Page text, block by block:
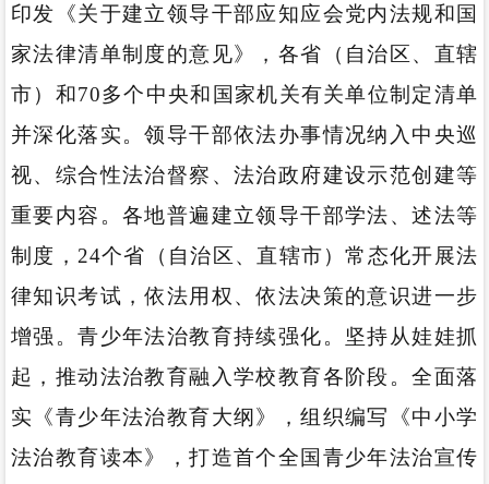
印发《关于建立领导干部应知应会党内法规和国
家法律清单制度的意见》，各省（自治区、直辖
市）和70多个中央和国家机关有关单位制定清单
并深化落实。领导干部依法办事情况纳入中央巡
视、综合性法治督察、法治政府建设示范创建等
重要内容。各地普遍建立领导干部学法、述法等
制度，24个省（自治区、直辖市）常态化开展法
律知识考试，依法用权、依法决策的意识进一步
增强。青少年法治教育持续强化。坚持从娃娃抓
起，推动法治教育融入学校教育各阶段。全面落
实《青少年法治教育大纲》，组织编写《中小学
法治教育读本》，打造首个全国青少年法治宣传